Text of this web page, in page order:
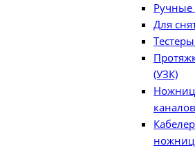
Ручные
Для
(УЗК)
каналов